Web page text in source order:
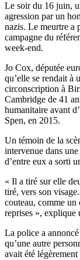
Le soir du 16 juin,
agression par un
nazis. Le meurtre a
campagne du
week-end.
Jo Cox, députée
qu’elle se rendait à
circonscription à
Cambridge de 41
humanitaire avant
Spen, en 2015.
Un témoin de la
intervenue dans
d’entre eux a sorti
« Il a tiré sur elle
tiré, vers son
couteau, comme un
reprises », explique
La police a
qu’une autre
avait été légèrement